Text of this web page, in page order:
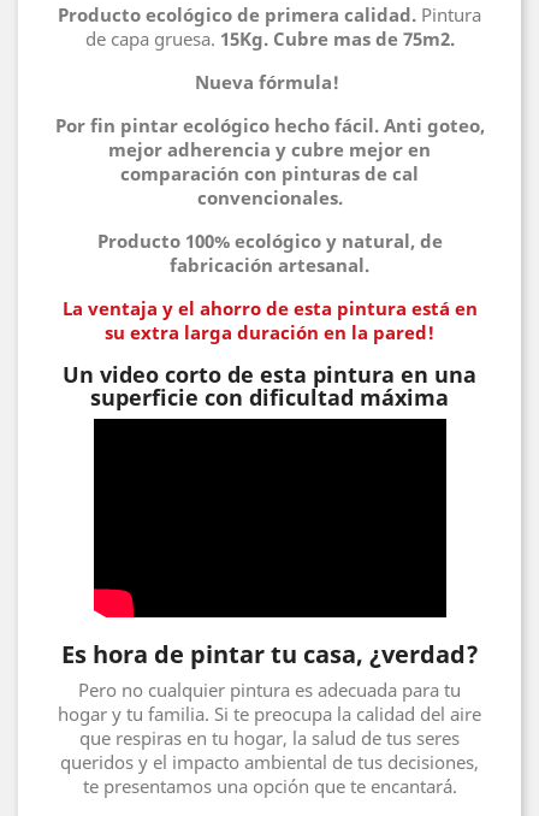
Producto ecológico de primera calidad. Pintura
de capa gruesa. 15Kg. Cubre mas de 75m2.
Nueva fórmula!
Por fin pintar ecológico hecho fácil. Anti goteo,
mejor adherencia y cubre mejor en
comparación con pinturas de cal
convencionales.
Producto 100% ecológico y natural, de
fabricación artesanal.
La ventaja y el ahorro de esta pintura está en
su extra larga duración en la pared!
Un video corto de esta pintura en una
superficie con dificultad máxima
Es hora de pintar tu casa, ¿verdad?
Pero no cualquier pintura es adecuada para tu
hogar y tu familia. Si te preocupa la calidad del aire
que respiras en tu hogar, la salud de tus seres
queridos y el impacto ambiental de tus decisiones,
te presentamos una opción que te encantará.